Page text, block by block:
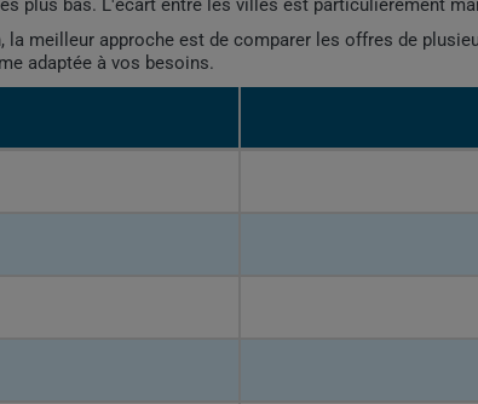
plus bas. L'écart entre les villes est particulièrement
meilleur approche est de comparer les offres de
adaptée à vos besoins.